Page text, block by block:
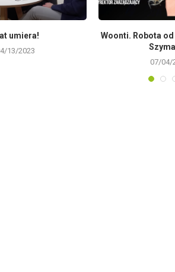
umiera!
13/2023
Woonti. Robota
07/04/